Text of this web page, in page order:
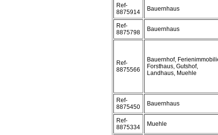
Ref-
8875914
Bauernhaus
Ref-
8875798
Bauernhaus
Ref-
8875566
Bauernhof,
Forsthaus, Gutshof,
Landhaus, Muehle
Ref-
8875450
Bauernhaus
Ref-
8875334
Muehle